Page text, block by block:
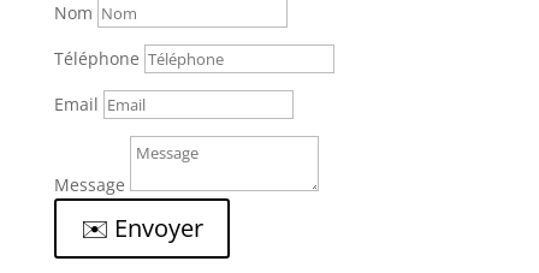
Nom
Téléphone
Email
Message
✉️ Envoyer